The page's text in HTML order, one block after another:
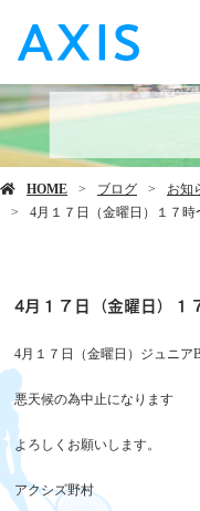
HOME ブログ
お知
4月１７日（金曜日）１７時
4月１７日（金曜日）１
4月１７日（金曜日）ジュニア
悪天候の為中止になります
よろしくお願いします。
アクシズ野村